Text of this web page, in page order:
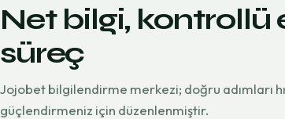
Net bilgi, kontrollü
süreç
Jojobet bilgilendirme merkezi; doğru adımları
güçlendirmeniz için düzenlenmiştir.